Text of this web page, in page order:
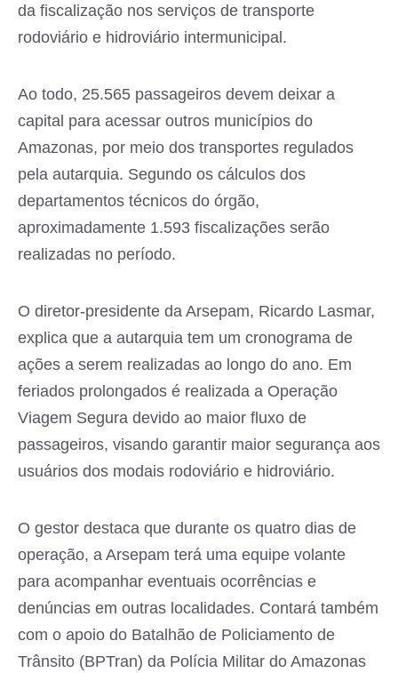
da fiscalização nos serviços de transporte
rodoviário e hidroviário intermunicipal.
Ao todo, 25.565 passageiros devem deixar a
capital para acessar outros municípios do
Amazonas, por meio dos transportes regulados
pela autarquia. Segundo os cálculos dos
departamentos técnicos do órgão,
aproximadamente 1.593 fiscalizações serão
realizadas no período.
O diretor-presidente da Arsepam, Ricardo Lasmar,
explica que a autarquia tem um cronograma de
ações a serem realizadas ao longo do ano. Em
feriados prolongados é realizada a Operação
Viagem Segura devido ao maior fluxo de
passageiros, visando garantir maior segurança aos
usuários dos modais rodoviário e hidroviário.
O gestor destaca que durante os quatro dias de
operação, a Arsepam terá uma equipe volante
para acompanhar eventuais ocorrências e
denúncias em outras localidades. Contará também
com o apoio do Batalhão de Policiamento de
Trânsito (BPTran) da Polícia Militar do Amazonas